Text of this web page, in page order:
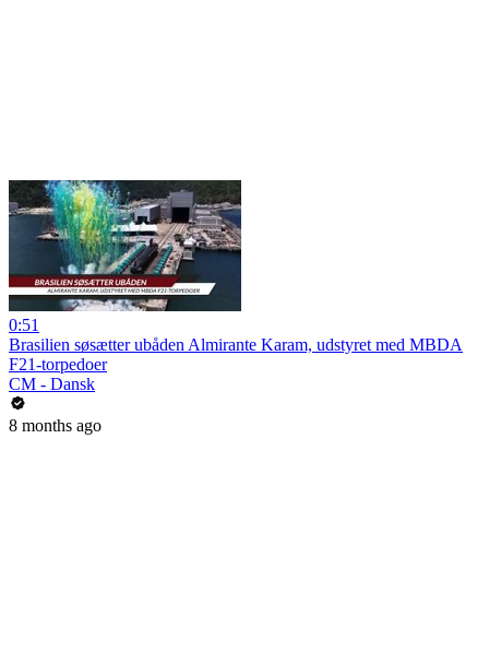
0:51
Brasilien søsætter ubåden Almirante Karam, udstyret med MBDA
F21-torpedoer
CM - Dansk
8 months ago